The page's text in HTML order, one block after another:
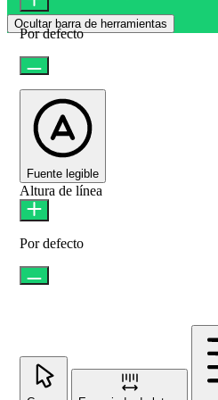
Ocultar barra de herramientas
Por defecto
Fuente legible
Altura de línea
Por defecto